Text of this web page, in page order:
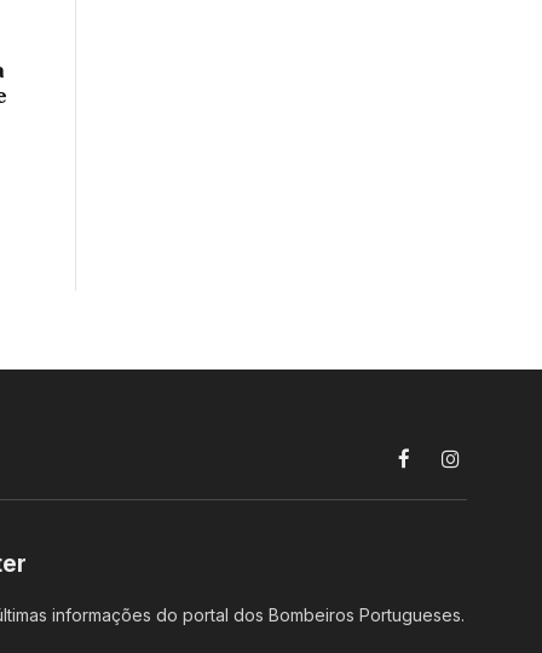
FacebookInstagram
informações do portal dos Bombeiros Portugueses.